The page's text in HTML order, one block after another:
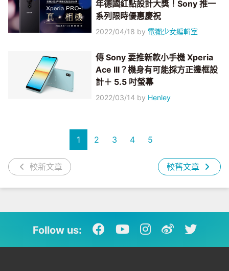
年德國紅點設計大獎！Sony 推一
系列限時優惠慶祝
2022/04/18 by 電獺少女編輯室
傳 Sony 要推新款小手機 Xperia
Ace III？機身有可能採方正邊框設
計＋ 5.5 吋螢幕
2022/03/14 by Henley
較新文章
1 2 3 4 5
較舊文章
Follow us: